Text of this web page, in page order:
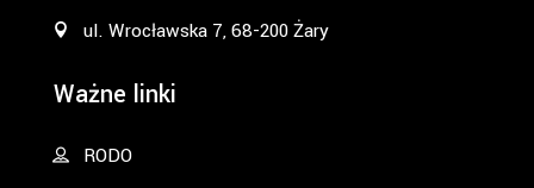
ul. Wrocławska 7, 68-200 Żary
Ważne linki
RODO